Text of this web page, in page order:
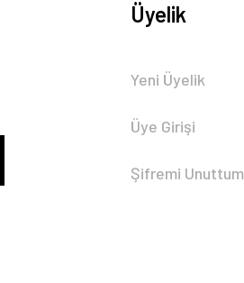
Üyelik
Yeni Üyelik
Üye Girişi
Şifremi Unuttum